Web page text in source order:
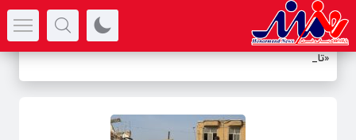
«تاوا_